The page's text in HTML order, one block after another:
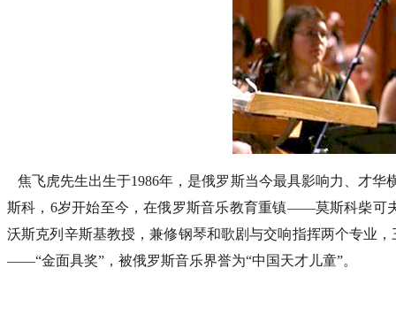
焦飞虎先生出生于1986年，是俄罗斯当今最具影响力、才
斯科，6岁开始至今，在俄罗斯音乐教育重镇——莫斯科柴可
沃斯克列辛斯基教授，兼修钢琴和歌剧与交响指挥两个专业
——“金面具奖”，被俄罗斯音乐界誉为“中国天才儿童”。